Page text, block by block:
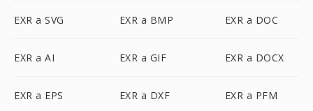
EXR a SVG EXR a BMP EXR a DOC
EXR a AI EXR a GIF EXR a DOCX
EXR a EPS EXR a DXF EXR a PFM